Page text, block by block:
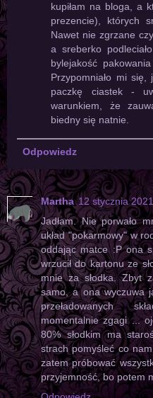
kupiłam na bloga, a
prezencie), których
Nawet nie zgrzane
a sreberko
bylejakość
Przypomniało mi się,
paczkę ciastek -
warunkiem, że
biedny się natnie.
Odpowiedz
Martha 12 stycznia
Jadłam. Nie porwało
układ "pokarmowy" w
oddając matce :P ona
wrzucił do kartonu ze
mnie za słodka. Zbyt
samo, a ona wyczuwa
przeładowanych
momentalnie zgagi ...
80% słodkim ma
strach pomyśleć co
zatem próbować
przyjemność, bo potem